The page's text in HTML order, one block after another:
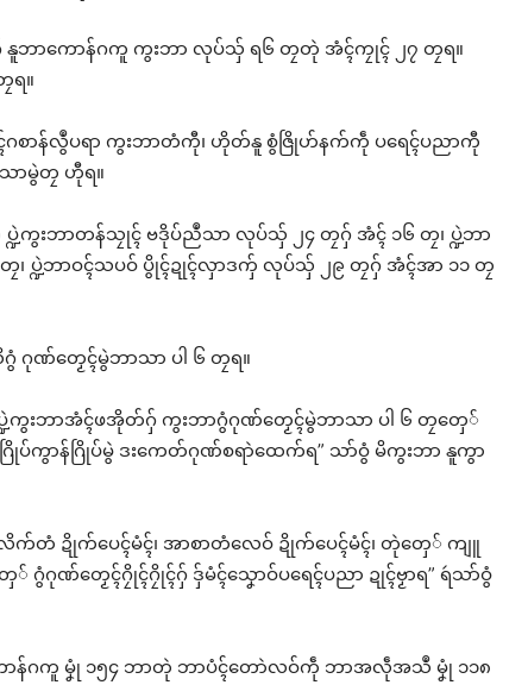
ေံဂှ် နူဘာကောန်ဂကူ ကွးဘာ လုပ်သှ် ရ၆ တၠတုဲ အံၚ်ကၠုၚ် ၂၇ တၠရ။
ရ။
ာန်လွဳပရာ ကွးဘာတံကီု၊ ဟိုတ်နူ စွံဇြိုဟ်နက်ကဵု ပရေၚ်ပညာကီု
သာမွဲတၠ ဟီုရ။
ဍဲကွးဘာတန်သၠုၚ် ဗဒိုပ်ညဳသာ လုပ်သှ် ၂၄ တၠဂှ် အံၚ် ၁၆ တၠ၊ ပ္ဍဲဘာ
၊ ပ္ဍဲဘာဝၚ်သပဝ် ပွိုၚ်ဍုၚ်လှာဒကှ် လုပ်သှ် ၂၉ တၠဂှ် အံၚ်အာ ၁၁ တၠ
ဂုဏ်တၟေၚ်မွဲဘာသာ ပါ ၆ တၠရ။
ဍဲကွးဘာအံၚ်ဖအိုတ်ဂှ် ကွးဘာဂွံဂုဏ်တၟေၚ်မွဲဘာသာ ပါ ၆ တၠတှေ်
ပ်ကွာန်ဂြိုပ်မွဲ ဒးကေတ်ဂုဏ်စရာဲထေက်ရ” သာ်ဝွံ မိကွးဘာ နူကွာ
န်လိက်တံ ဍိုက်ပေၚ်မံၚ်၊ အာစာတံလေဝ် ဍိုက်ပေၚ်မံၚ်၊ တုဲတှေ် ကျူ
ဂွံဂုဏ်တၟေၚ်ဂၠိုၚ်ဂၠိုၚ်ဂှ် ဒှ်မံၚ်သၞောဝ်ပရေၚ်ပညာ ဍုၚ်ဗၟာရ” ရဴသာ်ဝွံ
ာန်ဂကူ မၞုံ ၁၅၄ ဘာတုဲ ဘာပံၚ်တောဲလဝ်ကဵု ဘာအလဵုအသဳ မၞုံ ၁၁၈